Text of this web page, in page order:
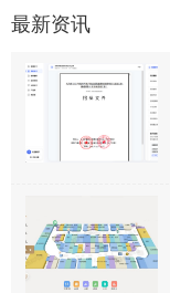
最新资讯